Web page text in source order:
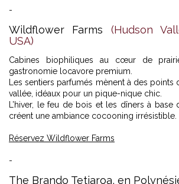
-
Wildflower Farms (Hudson
USA)
Cabines biophiliques au cœur de
gastronomie locavore premium.
Les sentiers parfumés mènent à des points
vallée, idéaux pour un pique-nique chic.
L’hiver, le feu de bois et les dîners à base
créent une ambiance cocooning irrésistible.
Réservez Wildflower Farms
-
The Brando Tetiaroa, en